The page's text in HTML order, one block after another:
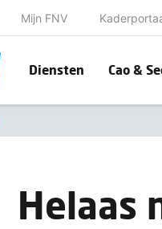
Mijn FNV
Diensten Cao &
Helaas